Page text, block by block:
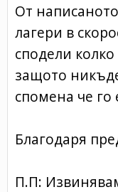
От
лагери в
сподели
защото
спомена че го
Благодаря
П.П: